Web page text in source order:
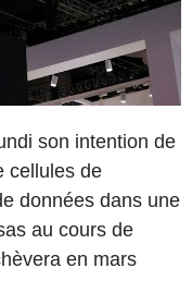
son intention de
cellules de
données dans une
au cours de
en mars